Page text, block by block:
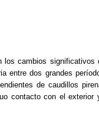
los cambios
entre dos grandes
de caudillos
contacto con el